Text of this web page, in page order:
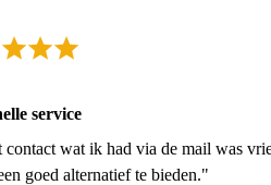
service
wat ik had via de mail was
goed alternatief te bieden."